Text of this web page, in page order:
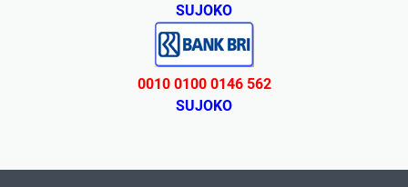
SUJOKO
0010 0100 0146 562
SUJOKO